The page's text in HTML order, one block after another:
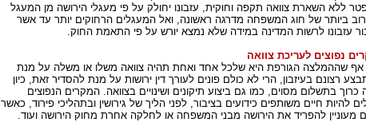
ללא השארת צוואה תקפה וחוקית, עזבונו יחולק על פי מעגלי הירושה מן המעגל
ביותר של חוג המשפחה מדרגה ראשונה, ואל המעגלים הרחוקים יותר עד אשר
עזבונו לרשות המדינה במידה שלא נמצא יורש על פי התאמת החוק.
נפוצים לעריכת צוואה
שההמלצה הגורפת היא שלכל אחד ואחת תהיה צוואה משלו או משלה על מנת
רצונם בעיזבון, הרי לא כולם פונים לעורך דין ירושות על מנת להסדיר זאת, כיון
כרוך בתשלום מסוים, כמו גם ביצוע תיקונים ושינויים בצוואה. המקרים הנפוצים
להיות חיים משותפים כידועים בציבור, לפני הליך של גירושין ובתהליכי פירוד, כאשר
מעוניין להפריד את הירושה מבני המשפחה או לחלקה אחרת מחוק הירושה ועוד.